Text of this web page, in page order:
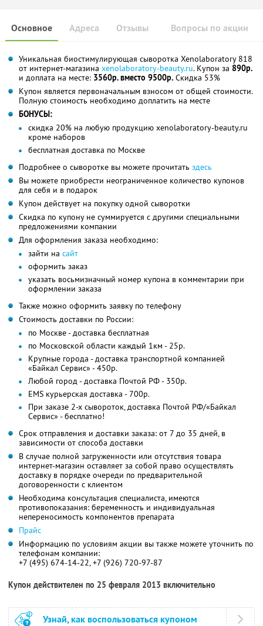
Основное Отзывы Вопросы по акции
Адреса
Уникальная биостимулирующая сыворотка Xenolaboratory 818
от интернет-магазина xenolaboratory-beauty.ru. Купон за 890р.
и доплата на месте: 3560р. вместо 9500р. Скидка 53%
Купон является первоначальным взносом от общей стоимости.
Полную стоимость необходимо доплатить на месте
БОНУСЫ:
скидка 20% на любую продукцию xenolaboratory-beauty.ru
кроме наборов
бесплатная доставка по Москве
Подробнее о сыворотке вы можете прочитать здесь
Вы можете приобрести неограниченное количество купонов
для себя и в подарок
Купон действует на покупку одной сыворотки
Скидка по купону не суммируется с другими специальными
предложениями компании
Для оформления заказа необходимо:
зайти на сайт
оформить заказ
указать восьмизначный номер купона в комментарии при
оформлении заказа
Также можно оформить заявку по телефону
Стоимость доставки по России:
по Москве - доставка бесплатная
по Московской области каждый 1км - 25р.
Крупные города - доставка транспортной компанией
«Байкал Сервис» - 450р.
Любой город - доставка Почтой РФ - 350p.
EMS курьерская доставка - 700р.
При заказе 2-х сывороток, доставка Почтой РФ/«Байкал
Сервис» - бесплатно!
Срок отправления и доставки заказа: от 7 до 35 дней, в
зависимости от способа доставки
В случае полной загруженности или отсутствия товара
интернет-магазин оставляет за собой право осуществлять
доставку в порядке очереди по предварительной
договоренности с клиентом
Необходима консультация специалиста, имеются
противопоказания: беременность и индивидуальная
непереносимость компонентов препарата
Прайс
Информацию по условиям акции вы также можете уточнить по
телефонам компании:
+7 (495) 674-14-22, +7 (926) 720-97-87
Купон действителен по 25 февраля 2013 включительно
Узнай, как воспользоваться купоном